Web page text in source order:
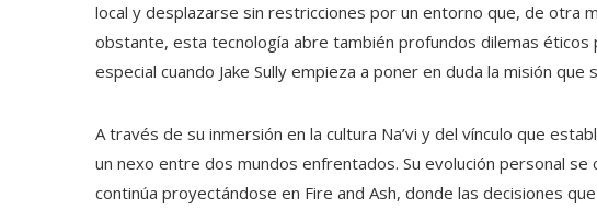
local y desplazarse sin restricciones por un entorno que, de otra
obstante, esta tecnología abre también profundos dilemas
especial cuando Jake Sully empieza a poner en duda la misión que
A través de su inmersión en la cultura Na’vi y del vínculo que
un nexo entre dos mundos enfrentados. Su evolución personal
continúa proyectándose en Fire and Ash, donde las decisiones